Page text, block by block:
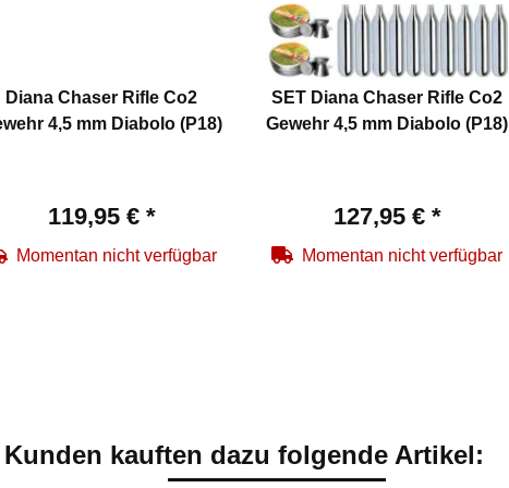
Diana Chaser Rifle Co2
4,5 mm Diabolo (P18)
119,95 € *
Momentan nicht verfügbar
SET Diana Chaser Rifle Co2
Gewehr 4,5 mm Diabolo (P18)
127,95 € *
Momentan nicht verfügbar
Kunden kauften dazu folgende Artikel: